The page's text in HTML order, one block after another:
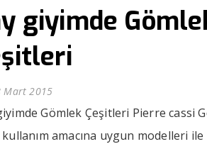
giyimde
Mart 2015
Gömlek Çeşitleri Pierre cassi
amacına uygun modelleri ile